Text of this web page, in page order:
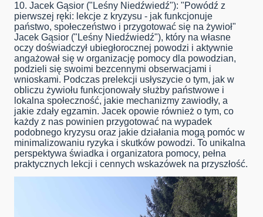
10. Jacek Gąsior ("Leśny Niedźwiedź"): "Powódź z
pierwszej ręki: lekcje z kryzysu - jak funkcjonuje
państwo, społeczeństwo i przygotować się na żywioł"
Jacek Gąsior ("Leśny Niedźwiedź"), który na własne
oczy doświadczył ubiegłorocznej powodzi i aktywnie
angażował się w organizację pomocy dla powodzian,
podzieli się swoimi bezcennymi obserwacjami i
wnioskami. Podczas prelekcji usłyszycie o tym, jak w
obliczu żywiołu funkcjonowały służby państwowe i
lokalna społeczność, jakie mechanizmy zawiodły, a
jakie zdały egzamin. Jacek opowie również o tym, co
każdy z nas powinien przygotować na wypadek
podobnego kryzysu oraz jakie działania mogą pomóc w
minimalizowaniu ryzyka i skutków powodzi. To unikalna
perspektywa świadka i organizatora pomocy, pełna
praktycznych lekcji i cennych wskazówek na przyszłość.